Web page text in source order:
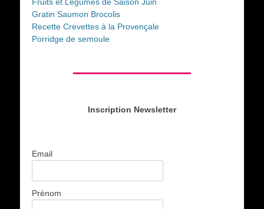
Gratin Saumon Brocolis
Recette Crevettes à la Provençale
Porridge de semoule
Inscription Newsletter
Email
Prénom